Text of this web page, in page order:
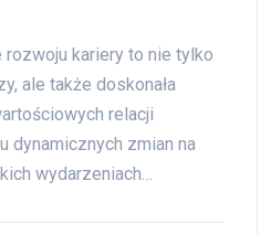
kariery to nie tylko
ale także doskonała
relacji
dynamicznych zmian na
wydarzeniach…